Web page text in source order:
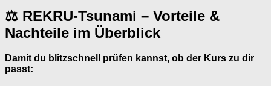
⚖ REKRU-Tsunami – Vorteile &
Nachteile im Überblick
Damit du blitzschnell prüfen kannst, ob der Kurs zu dir
passt: